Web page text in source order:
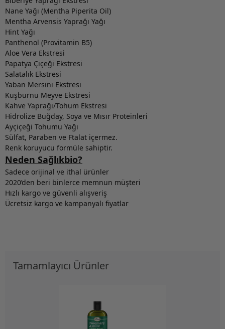
Nane Yağı (Mentha Piperita Oil)
Mentha Arvensis Yaprağı Yağı
Hint Yağı
Panthenol (Provitamin B5)
Aloe Vera Ekstresi
Papatya Çiçeği Ekstresi
Salatalık Ekstresi
Yaban Mersini Ekstresi
Kuşburnu Meyve Ekstresi
Kahve Yaprağı/Tohum Ekstresi
Hidrolize Buğday, Soya ve Mısır Proteinleri
Ayçiçeği Tohumu Yağı
Sülfat, Paraben ve Ftalat içermez.
Renk koruyucu formüle sahiptir.
Neden Sağlıkbio?
Sadece orijinal ve ithal ürünler
2020’den beri binlerce memnun müşteri
Hızlı kargo ve güvenli alışveriş
Ücretsiz kargo ve kampanyalı fiyatlar
Tamamlayıcı Ürünler